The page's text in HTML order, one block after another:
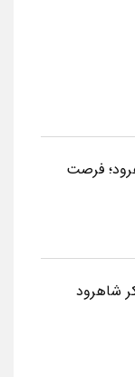
شماره 2 شاهرود؛ فرصت
شاهرود